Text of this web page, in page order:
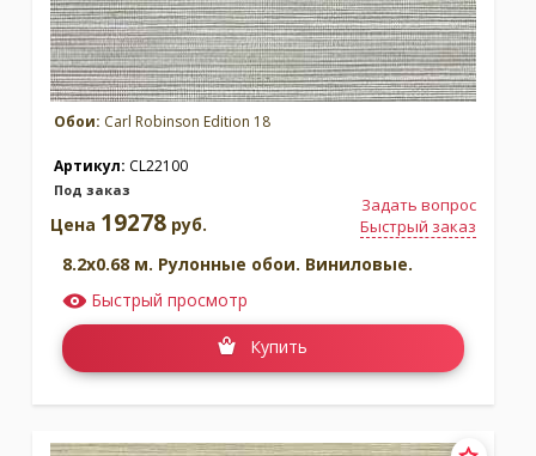
Обои: Carl Robinson Edition 18
Артикул: CL22100
Под заказ
Задать вопрос
Быстрый заказ
Цена 19278 руб.
8.2x0.68 м. Рулонные обои. Виниловые.
Быстрый просмотр
Купить